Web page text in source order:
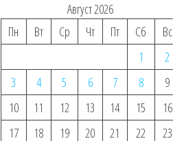
Август 2026
Пн
Вт Ср Чт Пт Сб
Вс
1
2
3
4 5 6 7 8
9
10
11 12 13 14 15
16
17
18 19 20 21 22
23